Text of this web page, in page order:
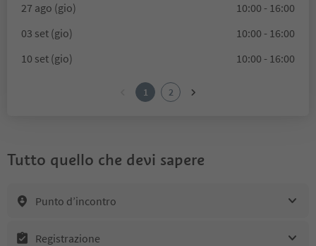
27 ago (gio)
10:00 - 16:00
03 set (gio)
10:00 - 16:00
10 set (gio)
10:00 - 16:00
1 2
Tutto quello che devi sapere
Punto d’incontro
Registrazione